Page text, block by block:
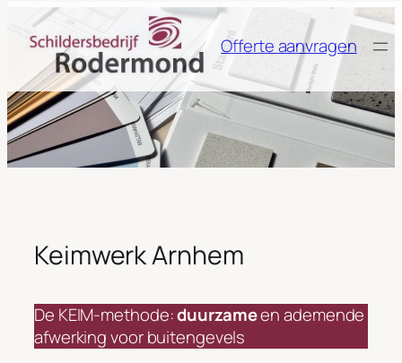
naar
inhoud
Offerte aanvragen
Keimwerk Arnhem
De KEIM-methode:duurzameen ademende
afwerking voor buitengevels